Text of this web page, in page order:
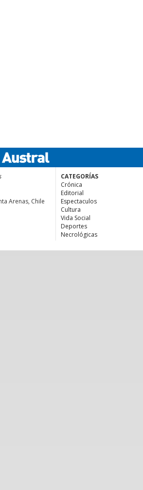
Arenas, Chile
CATEGORÍAS
Crónica
Editorial
Espectaculos
Cultura
Vida Social
Deportes
Necrológicas